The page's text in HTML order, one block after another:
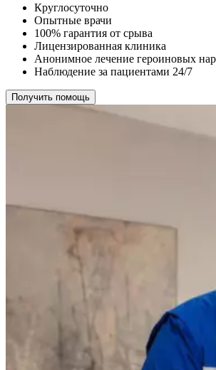
Круглосуточно
Опытные врачи
100% гарантия от срыва
Лицензированная клиника
Анонимное лечение героиновых
Наблюдение за пациентами 24/7
Получить помощь